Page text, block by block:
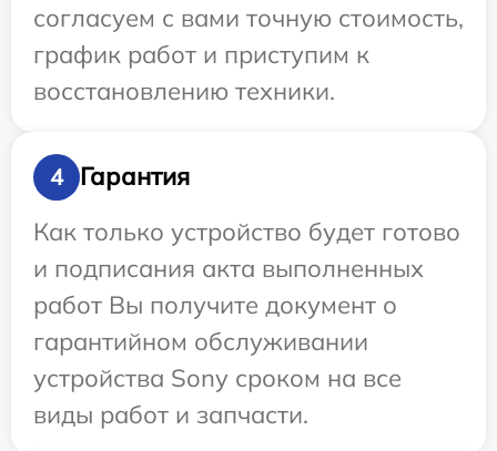
согласуем с вами точную стоимость,
график работ и приступим к
восстановлению техники.
4
Гарантия
Как только устройство будет готово
и подписания акта выполненных
работ Вы получите документ о
гарантийном обслуживании
устройства Sony сроком на все
виды работ и запчасти.